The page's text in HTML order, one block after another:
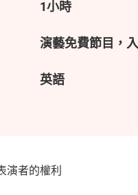
1小時
演藝免費節目，
英語
演者的權利